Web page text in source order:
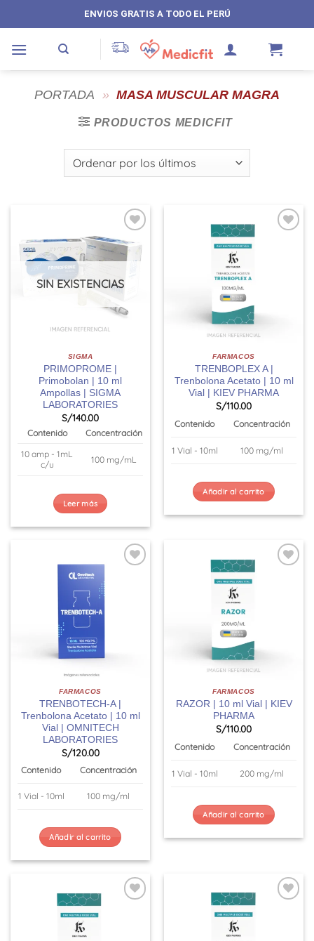
al
contenido
ENVIOS GRATIS A TODO EL PERÚ
PORTADA » MASA MUSCULAR MAGRA
PRODUCTOS MEDICFIT
SIN EXISTENCIAS
SIGMA
PRIMOPROME |
Primobolan | 10 ml
Ampollas | SIGMA
LABORATORIES
S/140.00
Contenido
Concentración
10 amp - 1mL
c/u
100 mg/mL
Leer más
FARMACOS
TRENBOPLEX A |
Trenbolona Acetato | 10 ml
Vial | KIEV PHARMA
S/110.00
Contenido Concentración
1 Vial - 10ml 100 mg/ml
Añadir al carrito
FARMACOS
TRENBOTECH-A |
Trenbolona Acetato | 10 ml
Vial | OMNITECH
LABORATORIES
S/120.00
Contenido Concentración
1 Vial - 10ml 100 mg/ml
Añadir al carrito
FARMACOS
RAZOR | 10 ml Vial | KIEV
PHARMA
S/110.00
Contenido Concentración
1 Vial - 10ml 200 mg/ml
Añadir al carrito